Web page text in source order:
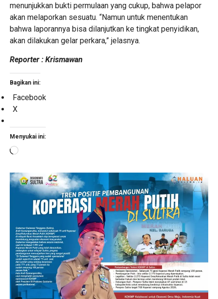
menunjukkan bukti permulaan yang cukup, bahwa pelapor
akan melaporkan sesuatu. “Namun untuk menentukan
bahwa laporannya bisa dilanjutkan ke tingkat penyidikan,
akan dilakukan gelar perkara,” jelasnya.
Reporter : Krismawan
Bagikan ini:
Facebook
X
Menyukai ini:
Memuat...